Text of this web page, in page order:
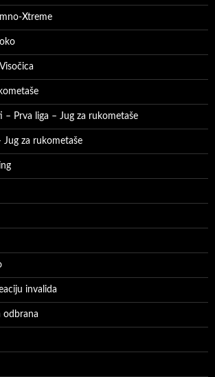
Xtreme
– Prva liga – Jug za rukometaše
Jug za rukometaše
invalida
odbrana